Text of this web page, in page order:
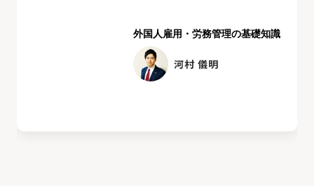
外国人雇用・労務管理の基礎知識
河村 儀明